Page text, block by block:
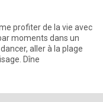
profiter de la vie avec
moments dans un
aller à la plage
Dîne